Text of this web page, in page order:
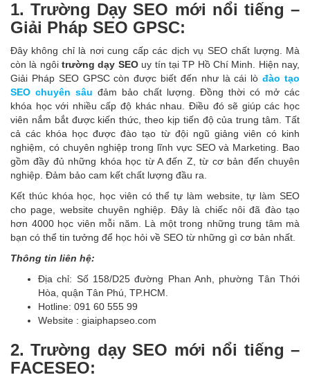
1. Trường Dạy SEO mới nổi tiếng –
Giải Pháp SEO GPSC:
Đây không chỉ là nơi cung cấp các dịch vụ SEO chất lượng. Mà
còn là ngôitrường dạy SEOuy tín tại TP Hồ Chí Minh. Hiện nay,
Giải Pháp SEO GPSC còn được biết đến như là cái lòđào tạo
SEO chuyên sâu đảm bảo chất lượng. Đồng thời có mở các
khóa học với nhiều cấp độ khác nhau. Điều đó sẽ giúp các học
viên nắm bắt được kiến thức, theo kịp tiến độ của trung tâm. Tất
cả các khóa học được đào tạo từ đội ngũ giảng viên có kinh
nghiệm, có chuyên nghiệp trong lĩnh vực SEO và Marketing. Bao
gồm đầy đủ những khóa học từ A đến Z, từ cơ bản đến chuyên
nghiệp. Đảm bảo cam kết chất lượng đầu ra.
Kết thúc khóa học, học viên có thể tự làm website, tự làm SEO
cho page, website chuyên nghiệp. Đây là chiếc nôi đã đào tạo
hơn 4000 học viên mỗi năm. Là một trong những trung tâm mà
bạn có thể tin tưởng để học hỏi về SEO từ những gì cơ bản nhất.
Thông tin liên hệ:
Địa chỉ: Số 158/D25 đường Phan Anh, phường Tân Thới
Hòa, quận Tân Phú, TP.HCM.
Hotline: 091 60 555 99
Website : giaiphapseo.com
2. Trường dạy SEO mới nổi tiếng –
FACESEO: